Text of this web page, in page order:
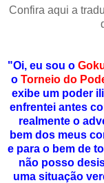
Confira aqui a
"Oi, eu sou o
o Torneio do
exibe um poder
enfrentei antes
realmente o
bem dos meus
e para o bem de
não posso
uma situação